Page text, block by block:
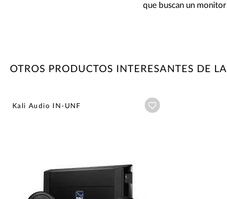
que buscan un
OTROS PRODUCTOS INTERESANTES DE
Kali Audio IN-UNF